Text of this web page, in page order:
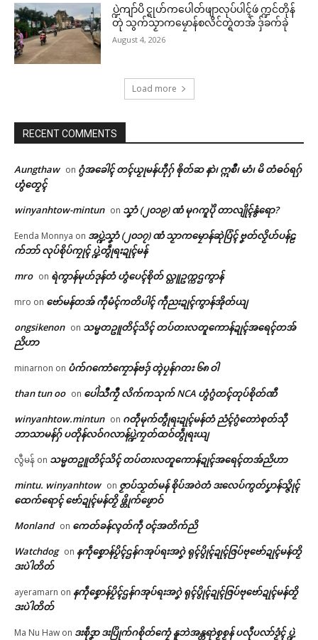
ညးဒါန်လိက်
ကေတ်အဆက်
ဂွံပတှ်ေအလဵုသဳဍုင်ကြုက်ရော
June 23, 2026
In "ပရိုၚ်"
ကဵုသမ္မတတၟိဍုၚ်ဗၟာဂှ် မူအကာဲအ
ရာတၟေၚ်ရော (၁)
April 27, 2026
တ်ကဵု သမ္မတဍုင်ဗဳဠာရုတ်ရော
July 9, 2026
In "လိက်ပရေၚ်"
ပ္ဍဲကျာ်ပိ င္ရုဟ်ကပေါတ်ဖျာလုပ်ပါၚ်ဖဴ က္ဍင်တိုန်
တုဲ သွက်သၟာကမၠောန်စလိင်တ္ရဲတအ် ဒှ်ခက်ခုဲ
August 4, 2026
Load more
RECENT COMMENTS
Aungthaw on ဂွံအခေါၚ် တၚ်ယၟုမန်ဟီုဂှ် ၜိုတ်ဆ နာဲ၊ ဣစဳ၊ မာံ၊ မိ တံဓဝ်ရဂှ်
ဟွံတၟေၚ်
winyanhtow-mintun on သၞာံ (၂၀၁၉) ဏံ မုဂကူပိုဲ တာလျိုၚ်နွံရော?
Eenda Monnya on အပ္ဍဲသၞာံ (၂၀၁၇) ဏံ သၟာကမၠောန်ဆုဲပြံၚ် ဗၞတ်လၟိဟ်ပန်ဠ
က်ဘာ် လုပ်စိုပ်ကၠုၚ် ပ္ဍဲတွဵုရးဍုၚ်မန်
mro on ရဲကွာန်မုဟ်ဒုန်တံ ဟွံပေၚ်စိုတ် လ္တူဥက္ကဌကွာန်
mro on ဗော်မန်တအ် ကဵုမံၚ်ကတိပါၚ် ကဵုညးဍုၚ်ကွာန်အိုတ်ယျ
ongsikenon on သမ္မတဥူတိၚ်သိၚ် တပ်တးလတူကောန်ဍုၚ်အရေၚ်တအ်
ညိဟာ
minarnon on ပံက်ဂကောံကၠောန်ဗဒှ် တ္ၚဲပၠန်ဂတး ၆၈ ဝါ
than tun oo on ပေါဲသဳကၠဳ လိက်ကသုက် NCA ဟွံဂွံတၚ်တုပ်စိုတ်ဏီ
winyanhtow.mintun on ဂတဵုမုက်တွဵုရးဍုၚ်မန်တံ ညံၚ်ဂွံတောဲစုတ်သီု
ဘာသာမန်ဂှ် ပတိုန်လဝ်ဂလာန်ပ္ဍဲကၠတ်ထဝ်တွဵုရးယျ
လွီမန် on သမ္မတဥူတိၚ်သိၚ် တပ်တးလတူကောန်ဍုၚ်အရေၚ်တအ်ညိဟာ
mintu. winyanhtow on ဇၟာပ်သၟတ်မန် စိုပ်အဝဲတံ ဒးလေပ်ကွတ်ပၞာန်သ္ဇိုၚ်
ထေက်ရောၚ် ဗော်ဍုၚ်မန်တၟိ ဖ္တိုက်ဖၟောဝ်
Monland on ကေတ်ခန်လ္ၚတ်ကဵု ၀ၚ်အတိက်ညိ
Watchdog on နကဵုစၞောန်ပၟိၚ်ဌန်ဂအုပ်ရးအဂၞဲ ရုၚ်ပွိုၚ်ဍုၚ်ဇြပ်ဗုဗော်ဍုၚ်မန်တၟိ
ဒးပဲါတိတ်
ayeramarn on နကဵုစၞောန်ပၟိၚ်ဌန်ဂအုပ်ရးအဂၞဲ ရုၚ်ပွိုၚ်ဍုၚ်ဇြပ်ဗုဗော်ဍုၚ်မန်တၟိ
ဒးပဲါတိတ်
Ma Nu Haw on ဒးစဵုဒၞာ ဒးပြိုက်ဂစိုတ်ကၠေံ နူဘဲအန္တရာဲစၟစၟန် ပလီုပလာ်ဒၟံၚ် ပ္ဍဲ